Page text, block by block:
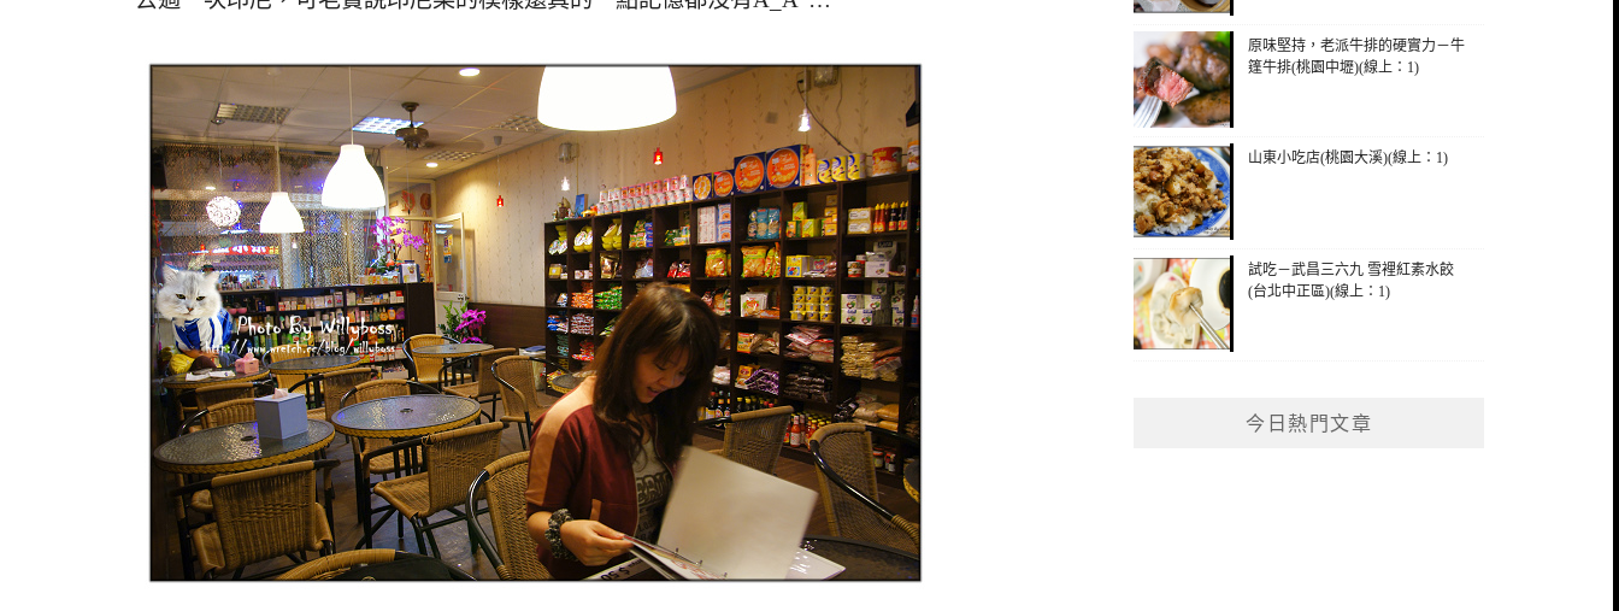
原味堅持，老派牛排的硬實力－牛
篷牛排(桃園中壢)(線上：1)
山東小吃店(桃園大溪)(線上：1)
試吃－武昌三六九 雪裡紅素水餃
(台北中正區)(線上：1)
今日熱門文章